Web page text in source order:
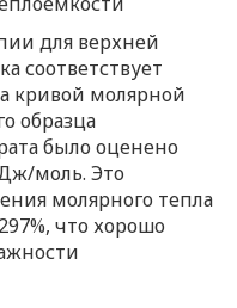
для верхней
соответствует
кривой молярной
образца
было оценено
моль. Это
молярного тепла
что хорошо